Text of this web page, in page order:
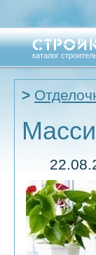
каталог